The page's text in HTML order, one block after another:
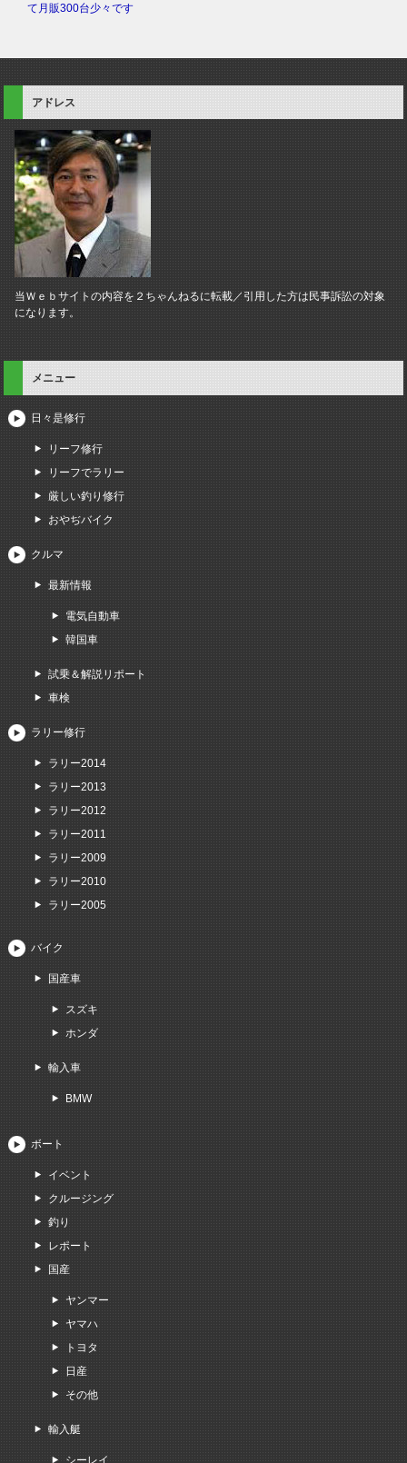
て月販300台少々です
アドレス
当Ｗｅｂサイトの内容を２ちゃんねるに転載／引用した方は民事訴訟の対象
になります。
メニュー
日々是修行
リーフ修行
リーフでラリー
厳しい釣り修行
おやぢバイク
クルマ
最新情報
電気自動車
韓国車
試乗＆解説リポート
車検
ラリー修行
ラリー2014
ラリー2013
ラリー2012
ラリー2011
ラリー2009
ラリー2010
ラリー2005
バイク
国産車
スズキ
ホンダ
輸入車
BMW
ボート
イベント
クルージング
釣り
レポート
国産
ヤンマー
ヤマハ
トヨタ
日産
その他
輸入艇
シーレイ